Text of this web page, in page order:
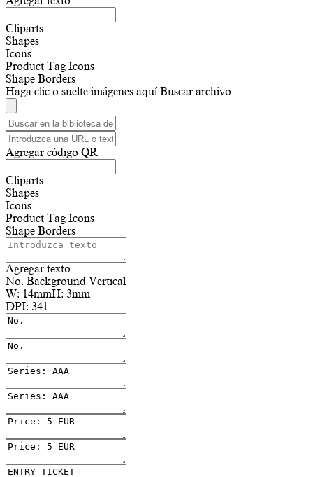
Cliparts
Shapes
Icons
Product Tag Icons
Shape Borders
Haga clic o suelte imágenes aquí Buscar archivo
Agregar código QR
Cliparts
Shapes
Icons
Product Tag Icons
Shape Borders
Agregar texto
No. Background Vertical
W: 14mmH: 3mm
DPI: 341